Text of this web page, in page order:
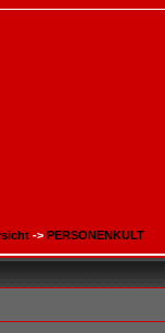
-> PERSONENKULT